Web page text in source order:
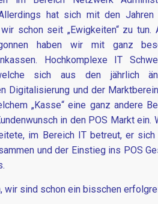
Allerdings hat sich mit den
schon seit „Ewigkeiten“ zu
haben wir mit ganz
Hochkomplexe IT
sich aus den jährlich
Digitalisierung und der
„Kasse“ eine ganz andere
in den POS Markt ein.
im Bereich IT betreut, er
und der Einstieg ins POS
wir sind schon ein bisschen